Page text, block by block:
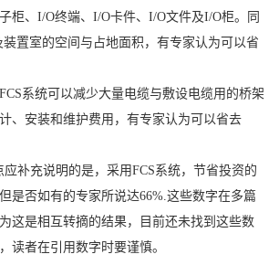
柜、I/O终端、I/O卡件、I/O文件及I/O柜。同
置室的空间与占地面积，有专家认为可以省
系统可以减少大量电缆与敷设电缆用的桥架
、安装和维护费用，有专家认为可以省去
充说明的是，采用FCS系统，节省投资的
是否如有的专家所说达66%.这些数字在多篇
这是相互转摘的结果，目前还未找到这些数
读者在引用数字时要谨慎。